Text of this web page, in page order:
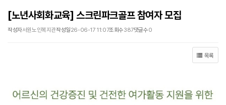
[노년사회화교육] 스크린파크골프 참여자 모집
작성자서원노인복지관작성일26-06-17 11:07조회수387댓글수0
목록